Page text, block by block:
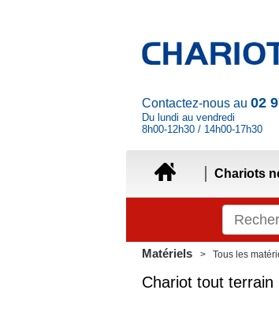
Contactez-nous au 02
Du lundi au vendredi
8h00-12h30 / 14h00-17h30
Chariots
Matériels Tous les
Chariot tout terrain